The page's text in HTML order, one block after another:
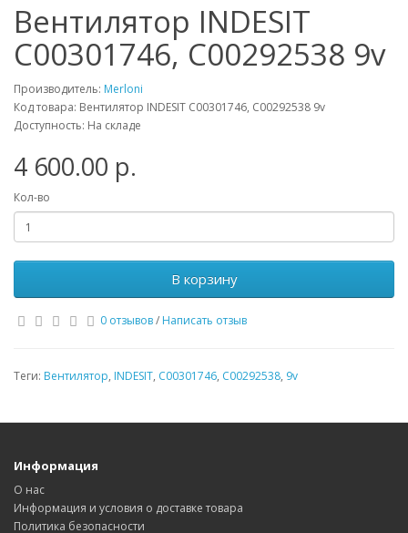
Вентилятор INDESIT
C00301746, C00292538 9v
Производитель: Merloni
Код товара: Вентилятор INDESIT C00301746, C00292538 9v
Доступность: На складе
4 600.00 р.
Кол-во
В корзину
0 отзывов/ Написать отзыв
Теги: Вентилятор, INDESIT, C00301746, C00292538, 9v
Информация
О нас
Информация и условия о доставке товара
Политика безопасности